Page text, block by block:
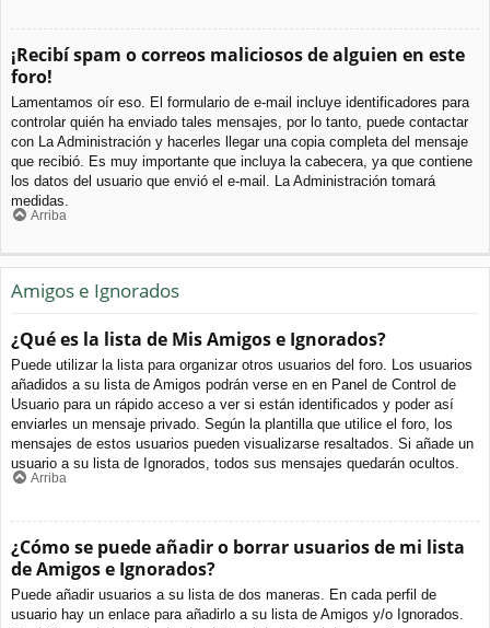
¡Recibí spam o correos maliciosos de alguien en este
foro!
Lamentamos oír eso. El formulario de e-mail incluye identificadores para
controlar quién ha enviado tales mensajes, por lo tanto, puede contactar
con La Administración y hacerles llegar una copia completa del mensaje
que recibió. Es muy importante que incluya la cabecera, ya que contiene
los datos del usuario que envió el e-mail. La Administración tomará
medidas.
Arriba
Amigos e Ignorados
¿Qué es la lista de Mis Amigos e Ignorados?
Puede utilizar la lista para organizar otros usuarios del foro. Los usuarios
añadidos a su lista de Amigos podrán verse en en Panel de Control de
Usuario para un rápido acceso a ver si están identificados y poder así
enviarles un mensaje privado. Según la plantilla que utilice el foro, los
mensajes de estos usuarios pueden visualizarse resaltados. Si añade un
usuario a su lista de Ignorados, todos sus mensajes quedarán ocultos.
Arriba
¿Cómo se puede añadir o borrar usuarios de mi lista
de Amigos e Ignorados?
Puede añadir usuarios a su lista de dos maneras. En cada perfil de
usuario hay un enlace para añadirlo a su lista de Amigos y/o Ignorados.